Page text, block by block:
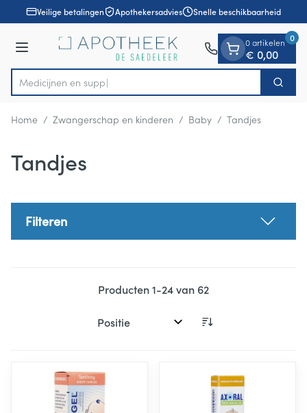
Ga naar de inhoud
1 van 1Veilige betalingen Apothekersadvies Snelle beschikbaarheid
Menu
Product, merk, categorie... Zoek
0 artikelen
€ 0,00
0
Home / Zwangerschap en kinderen / Baby / Tandjes
Tandjes
Filteren
Producten1-24van 62
Sorteer op: